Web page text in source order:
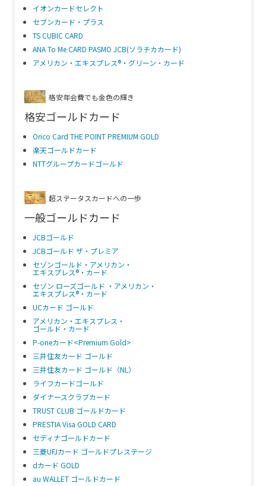
イオンカードセレクト
セブンカード・プラス
TS CUBIC CARD
ANA To Me CARD PASMO JCB(ソラチカカード)
アメリカン・エキスプレス®・グリーン・カード
格安年会費でも金色の輝き
格安ゴールドカード
Orico Card THE POINT PREMIUM GOLD
楽天ゴールドカード
NTTグループカードゴールド
超ステータスカードへの一歩
一般ゴールドカード
JCBゴールド
JCBゴールド ザ・プレミア
セゾンゴールド・アメリカン・
エキスプレス®・カード
セゾン ローズゴールド ・アメリカン・
エキスプレス®・カード
UCカード ゴールド
アメリカン・エキスプレス・
ゴールド・カード
P-oneカード<Premium Gold>
三井住友カード ゴールド
三井住友カード ゴールド（NL）
ライフカードゴールド
ダイナースクラブカード
TRUST CLUB ゴールドカード
PRESTIA Visa GOLD CARD
セディナゴールドカード
三菱UFJカード ゴールドプレステージ
dカード GOLD
au WALLET ゴールドカード